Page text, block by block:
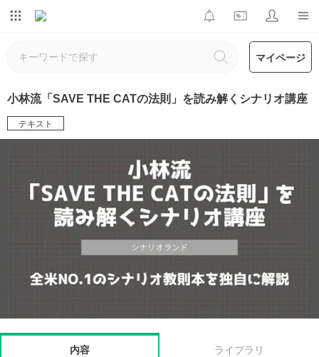
マイページ
小林流「SAVE THE CATの法則」を読み解くシナリオ講座
テキスト
内容 ライブラリ